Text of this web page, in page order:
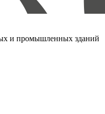
и промышленных зданий